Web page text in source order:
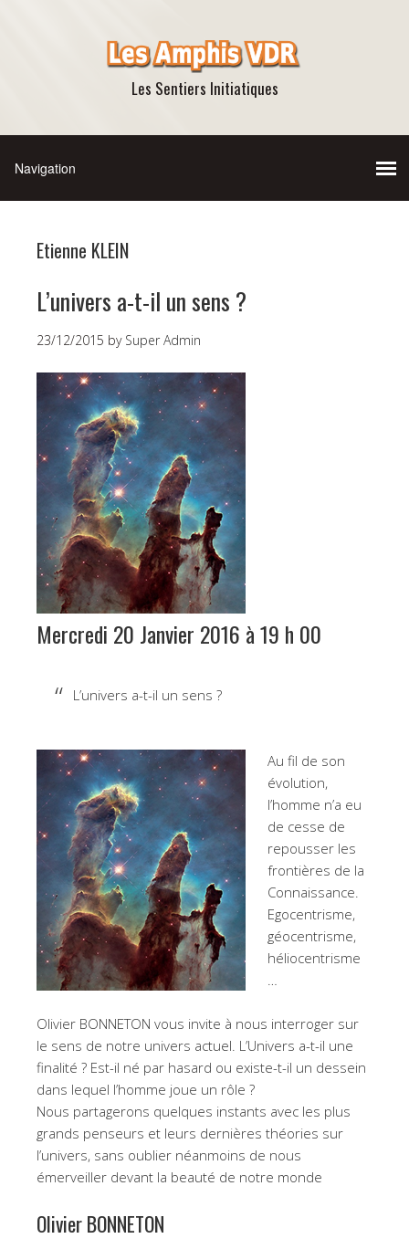
Les Sentiers Initiatiques
Etienne KLEIN
L’univers a-t-il un sens ?
23/12/2015 by Super Admin
Mercredi 20 Janvier 2016 à 19 h 00
L’univers a-t-il un sens ?
Au fil de son
évolution,
l’homme n’a eu
de cesse de
repousser les
frontières de la
Connaissance.
Egocentrisme,
géocentrisme,
héliocentrisme
…
Olivier BONNETON vous invite à nous interroger sur
le sens de notre univers actuel. L’Univers a-t-il une
finalité ? Est-il né par hasard ou existe-t-il un dessein
dans lequel l’homme joue un rôle ?
Nous partagerons quelques instants avec les plus
grands penseurs et leurs dernières théories sur
l’univers, sans oublier néanmoins de nous
émerveiller devant la beauté de notre monde
Olivier BONNETON